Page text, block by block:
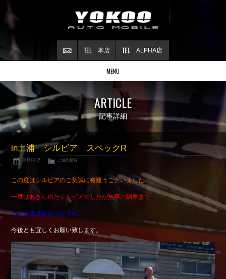
ALPHA店
本店
MENU
Stock list
在庫情報
Contract
ご成約情報
NSXについて
Reflesh Plan
Trade in
買取査定
Blog
Shop info.
店舗紹介
Company
会社概要
ARTICLE
記事詳細
in土浦 シルビア スペックR
2017.04.25 ご成約情報
この度はシルビアのご契誠に有難うございました。
一度はあきらめたシルビアでしたが無事ご納車まで
たどり着け良かったです。
今後とも宜しくお願い致します。